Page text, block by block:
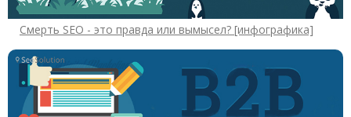
Смерть SEO - это правда или вымысел? [инфографика]